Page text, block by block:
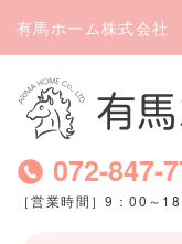
有馬ホーム株式会社
072-847-
［営業時間］9：00～